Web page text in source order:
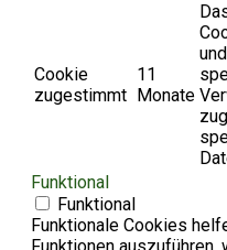
Cookie
zugestimmt
11
Monate
Funktional
Funktional
Funktionale Cookies